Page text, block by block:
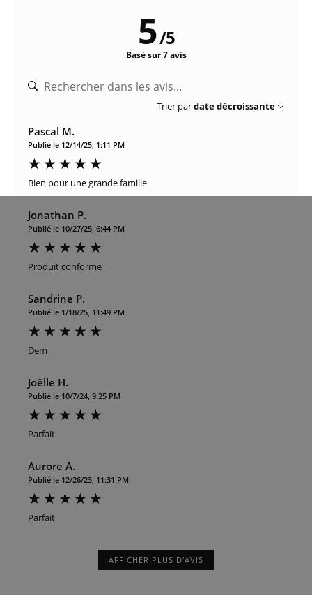
5/5
Basé sur 7 avis
Trier pardate décroissante
Pascal M.
Publié le 12/14/25, 1:11 PM
Bien pour une grande famille
Jonathan P.
Publié le 10/27/25, 6:44 PM
Produit conforme
Sandrine P.
Publié le 1/18/25, 11:49 PM
Dem
Joëlle H.
Publié le 10/7/24, 9:25 PM
Parfait
Aurore A.
Publié le 12/26/23, 11:31 PM
Parfait
AFFICHER PLUS D'AVIS